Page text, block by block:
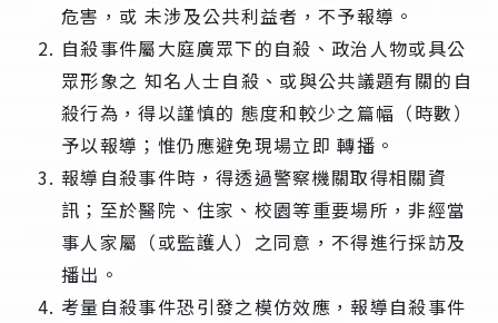
危害，或 未涉及公共利益者，不予報導。
自殺事件屬大庭廣眾下的自殺、政治人物或具公
眾形象之 知名人士自殺、或與公共議題有關的自
殺行為，得以謹慎的 態度和較少之篇幅（時數）
予以報導；惟仍應避免現場立即 轉播。
報導自殺事件時，得透過警察機關取得相關資
訊；至於醫院、住家、校園等重要場所，非經當
事人家屬（或監護人）之同意，不得進行採訪及
播出。
考量自殺事件恐引發之模仿效應，報導自殺事件